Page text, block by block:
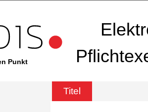
Punkt
Titel